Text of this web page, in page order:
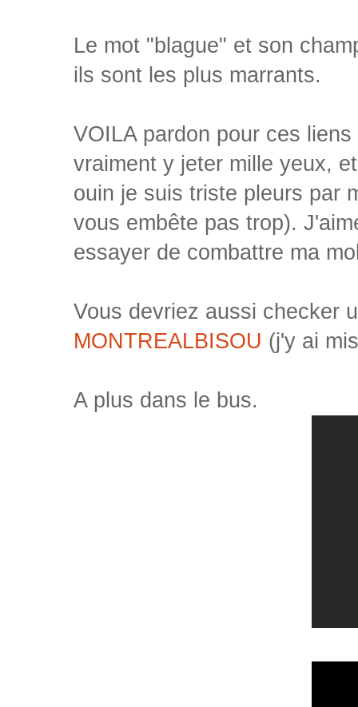
Le mot "blague" et son
ils sont les plus marrants.
VOILA pardon pour ces
vraiment y jeter mille yeux,
ouin je suis triste pleurs par
vous embête pas trop).
essayer de combattre ma
Vous devriez aussi checker
MONTREALBISOU (j'y ai
A plus dans le bus.